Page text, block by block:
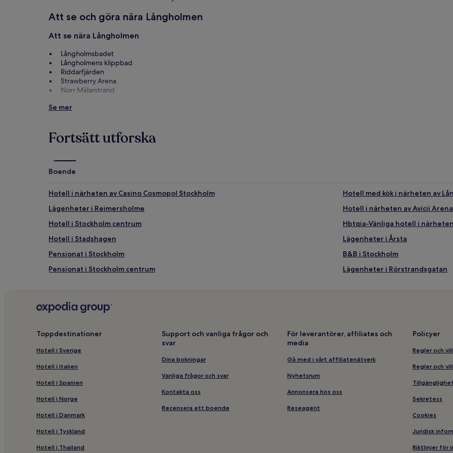
Att se och göra nära Långholmen
Att se nära Långholmen
Långholmsbadet
Långholmens klippbad
Riddarfjärden
Strawberry Arena
Norr Mälarstrand
Att göra nära Långholmen
Casino Cosmopol Stockholm
Oscarsteatern
Se mer
Fortsätt utforska
Boende
Hotell i närheten av Casino Cosmopol Stockholm
Hotell med kök i närheten av
Lägenheter i Reimersholme
Hotell i närheten av Avicii Arena
Hotell i Stockholm centrum
Hbtqia-Vänliga hotell i
Hotell i Stadshagen
Lägenheter i Årsta
Pensionat i Stockholm
B&B i Stockholm
Pensionat i Stockholm centrum
Lägenheter i Rörstrandsgatan
Vandrarhem i Stockholm
Hotell i närheten av Zinkensdamms IP
Lägenheter i Lilla Essingen
Hotell med gratis frukost i närheten av Reimersholme
Hotell i närheten av
Hotell med gratis frukost i närheten av Riddarholmen
Familjehotell i närheten av Reimersholme
5-Stjärniga hotell i Smedsuddsbadet
Hotell med parkering i Stockholm
5-Stjärniga hotell i Reimersholme
Hotell i närheten av Gröna Lund
Hotell i närheten av
Toppdestinationer
Hotell i Sverige
Hotell i Italien
Hotell i Spanien
Hotell i Norge
Hotell i Danmark
Hotell i Tyskland
Hotell i Thailand
Support och vanliga frågor och
svar
Dina bokningar
Vanliga frågor och svar
Kontakta oss
Recensera ett boende
För leverantörer, affiliates och
media
Gå med i vårt affiliatenätverk
Nyhetsrum
Annonsera hos oss
Reseagent
Policyer
Regler och
Regler och
Sekretess
Cookies
Juridisk
Riktlinjer för